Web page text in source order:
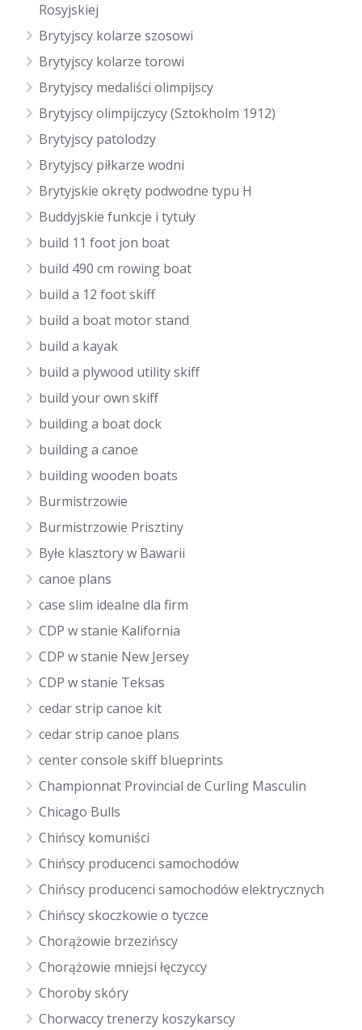
Rosyjskiej
Brytyjscy kolarze szosowi
Brytyjscy kolarze torowi
Brytyjscy medaliści olimpijscy
Brytyjscy olimpijczycy (Sztokholm 1912)
Brytyjscy patolodzy
Brytyjscy piłkarze wodni
Brytyjskie okręty podwodne typu H
Buddyjskie funkcje i tytuły
build 11 foot jon boat
build 490 cm rowing boat
build a 12 foot skiff
build a boat motor stand
build a kayak
build a plywood utility skiff
build your own skiff
building a boat dock
building a canoe
building wooden boats
Burmistrzowie
Burmistrzowie Prisztiny
Byłe klasztory w Bawarii
canoe plans
case slim idealne dla firm
CDP w stanie Kalifornia
CDP w stanie New Jersey
CDP w stanie Teksas
cedar strip canoe kit
cedar strip canoe plans
center console skiff blueprints
Championnat Provincial de Curling Masculin
Chicago Bulls
Chińscy komuniści
Chińscy producenci samochodów
Chińscy producenci samochodów elektrycznych
Chińscy skoczkowie o tyczce
Chorążowie brzezińscy
Chorążowie mniejsi łęczyccy
Choroby skóry
Chorwaccy trenerzy koszykarscy